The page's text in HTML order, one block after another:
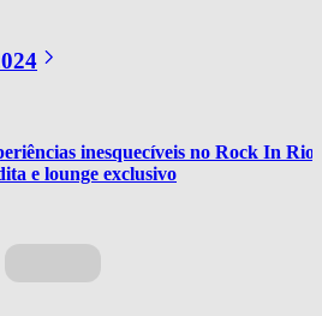
inesquecíveis no Rock In Rio
e lounge exclusivo